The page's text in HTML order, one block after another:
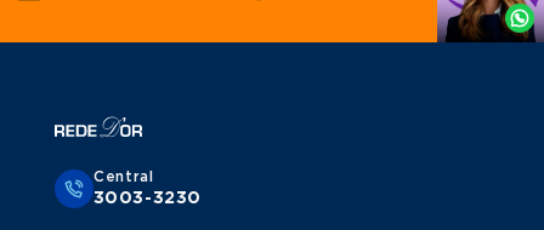
Whatsapp
Central
3003-3230